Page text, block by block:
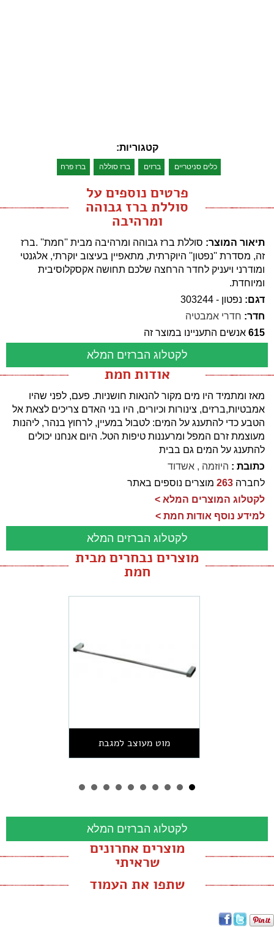
קטגוריות:
כלים סניטריים ברזים ברז סוללה ברז פרח
פרטים נוספים על
סוללת ברז גבוהה
ומרהיבה
תיאור המוצר: סוללת ברז גבוהה ומרהיבה מבית ''חמת'' .ברז
זה, מסדרת ''נפטון'' היוקרתית, מתאפיין בעיצוב יוקרתי, אלגנטי
ומודרני ויעניק לחדר הרחצה שלכם תחושה אקסקלוסיבית
ומיוחדת.
דגם: נפטון - 303244
חדר: חדרי אמבטיה
615 אנשים התעניינו במוצר זה
לקטלוג הברזים המלא
אודות חמת
מאז ומתמיד היו מים מקור להנאות חושניות. פעם, לפני שהיו
אמבטיות,ברזים, צינורות וכיורים, היו בני האדם צריכים לצאת אל
הטבע כדי להתענג על המים: לטבול במעיין, לרחוץ בנהר, ליהנות
מעוצמת זרם המפל ומרעננות טיפות הטל. היום אנחנו יכולים
להתענג על המים גם בבית
כתובת : היוזמה , אשדוד
לחברה 263 מוצרים נוספים באתר
לקטלוג המוצרים המלא >
למידע נוסף אודות חמת >
לקטלוג הברזים המלא
מוצרים נבחרים מבית
חמת
מוט מעוצב למגבת
לקטלוג הברזים המלא
מוצרים אחרונים
שראיתי
שתפו את העמוד